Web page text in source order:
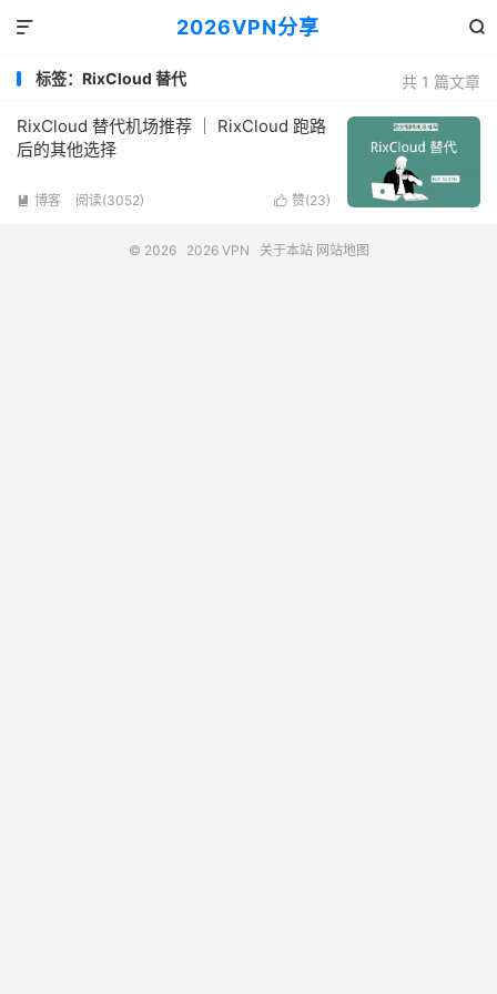
2026VPN分享 

共 1 篇文章
标签：RixCloud 替代
RixCloud 替代机场推荐 ｜ RixCloud 跑路
后的其他选择
 赞(23)
 博客 阅读(3052)
© 2026 2026 VPN 关于本站 网站地图